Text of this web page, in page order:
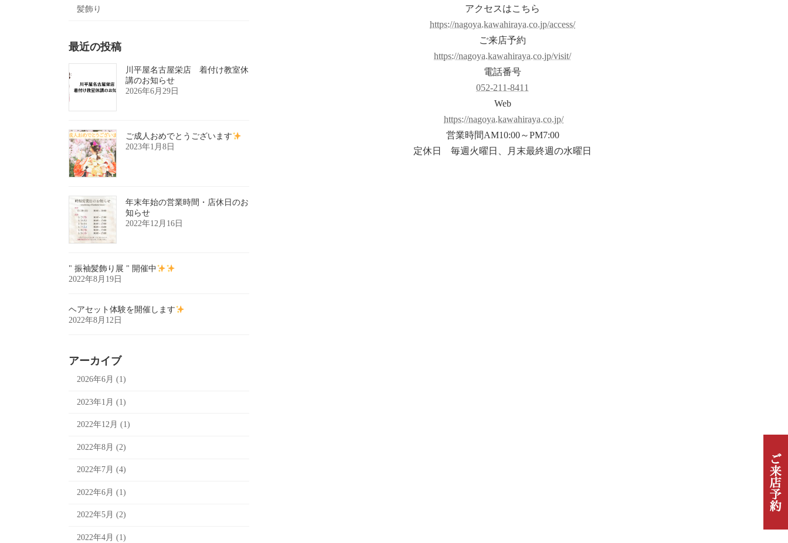
アクセスはこちら
https://nagoya.kawahiraya.co.jp/access/
ご来店予約
https://nagoya.kawahiraya.co.jp/visit/
電話番号
052-211-8411
Web
https://nagoya.kawahiraya.co.jp/
営業時間AM10:00～PM7:00
定休日 毎週火曜日、月末最終週の水曜日
髪飾り
最近の投稿
川平屋名古屋栄店 着付け教室休
講のお知らせ
2026年6月29日
ご成人おめでとうございます
2023年1月8日
年末年始の営業時間・店休日のお
知らせ
2022年12月16日
" 振袖髪飾り展 " 開催中
2022年8月19日
ヘアセット体験を開催します
2022年8月12日
アーカイブ
2026年6月 (1)
2023年1月 (1)
2022年12月 (1)
2022年8月 (2)
2022年7月 (4)
2022年6月 (1)
2022年5月 (2)
2022年4月 (1)